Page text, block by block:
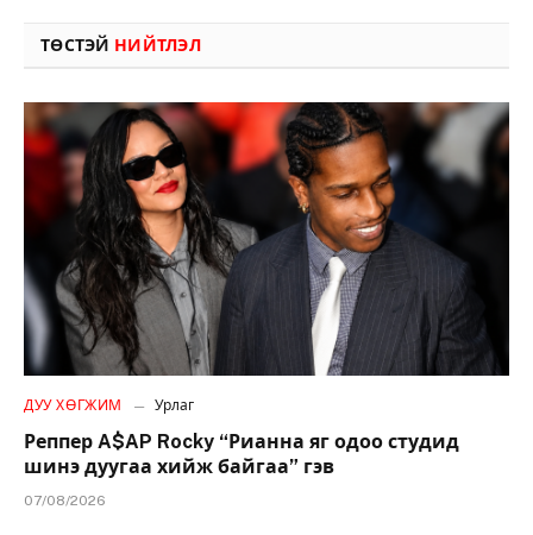
ТӨСТЭЙ НИЙТЛЭЛ
ДУУ ХӨГЖИМ Урлаг
Реппер A$AP Rocky “Рианна яг одоо студид
шинэ дуугаа хийж байгаа” гэв
07/08/2026